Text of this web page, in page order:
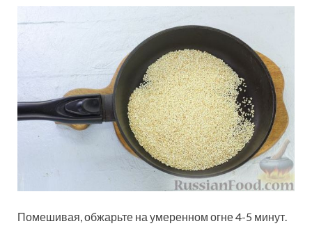
Помешивая, обжарьте на умеренном огне 4-5 минут.